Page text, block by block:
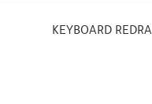
KEYBOARD